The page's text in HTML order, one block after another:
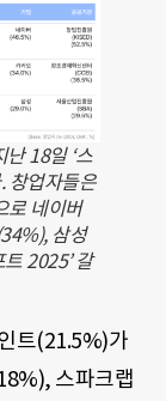
18일 ‘스
창업자들은
로 네이버
삼성
2025’ 갈
트(21.5%)가
스파크랩